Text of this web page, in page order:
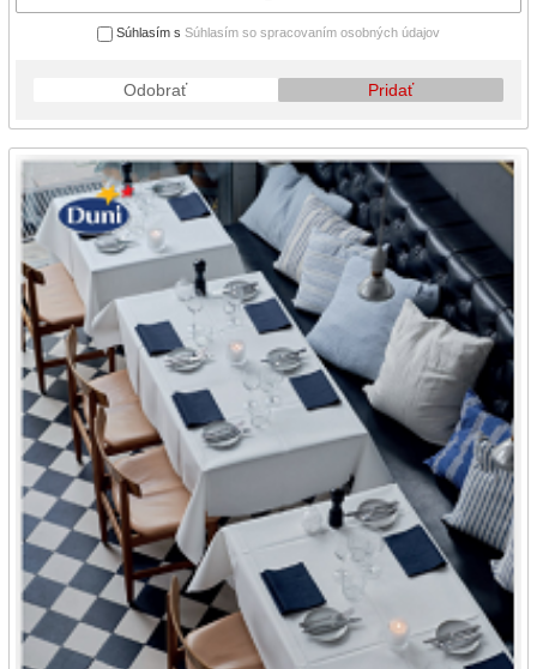
Súhlasím s Súhlasím so spracovaním osobných údajov
Odobrať Pridať